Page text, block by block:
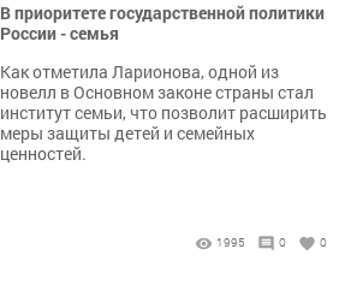
​​​​​​​В приоритете государственной политики
России - семья
​​​​​​​Как отметила Ларионова, одной из
новелл в Основном законе страны стал
институт семьи, что позволит расширить
меры защиты детей и семейных
ценностей.
1995 0 0